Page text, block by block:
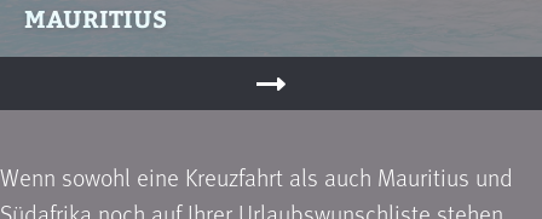
MAURITIUS
Wenn sowohl eine Kreuzfahrt als auch Mauritius und